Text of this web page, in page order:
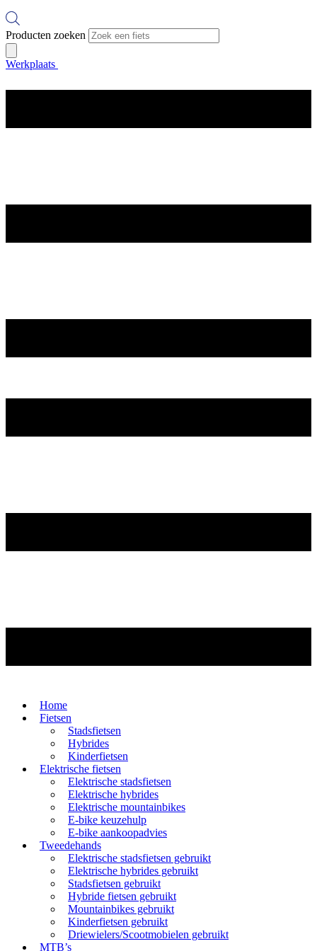
Producten zoeken
Werkplaats
Home
Fietsen
Stadsfietsen
Hybrides
Kinderfietsen
Elektrische fietsen
Elektrische stadsfietsen
Elektrische hybrides
Elektrische mountainbikes
E-bike keuzehulp
E-bike aankoopadvies
Tweedehands
Elektrische stadsfietsen gebruikt
Elektrische hybrides gebruikt
Stadsfietsen gebruikt
Hybride fietsen gebruikt
Mountainbikes gebruikt
Kinderfietsen gebruikt
Driewielers/Scootmobielen gebruikt
MTB’s